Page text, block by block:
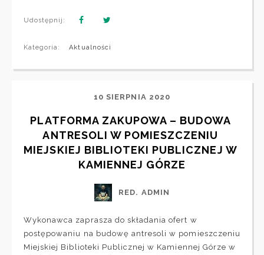
Udostępnij:
Kategoria: Aktualności
10 SIERPNIA 2020
PLATFORMA ZAKUPOWA – BUDOWA
ANTRESOLI W POMIESZCZENIU
MIEJSKIEJ BIBLIOTEKI PUBLICZNEJ W
KAMIENNEJ GÓRZE
RED. ADMIN
Wykonawca zaprasza do składania ofert w
postępowaniu na budowę antresoli w pomieszczeniu
Miejskiej Biblioteki Publicznej w Kamiennej Górze w